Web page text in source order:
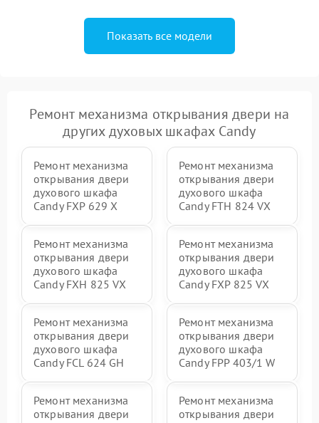
Показать все модели
Ремонт механизма открывания двери на
других духовых шкафах Candy
Ремонт механизма
открывания двери
духового шкафа
Candy FXP 629 X
Ремонт механизма
открывания двери
духового шкафа
Candy FTH 824 VX
Ремонт механизма
открывания двери
духового шкафа
Candy FXH 825 VX
Ремонт механизма
открывания двери
духового шкафа
Candy FXP 825 VX
Ремонт механизма
открывания двери
духового шкафа
Candy FCL 624 GH
Ремонт механизма
открывания двери
духового шкафа
Candy FPP 403/1 W
Ремонт механизма
открывания двери
Ремонт механизма
открывания двери